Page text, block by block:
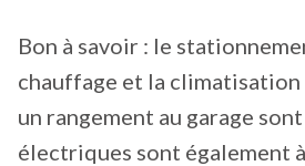
Bon à savoir : le
chauffage et la climatisation
un rangement au garage
électriques sont également